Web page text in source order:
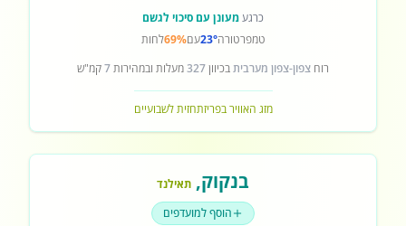
כרגעמעונן עם סיכוי לגשם
טמפרטורה23°עם69%לחות
רוח צפון-צפון מערביתבכיוון327מעלות ובמהירות7קמ"ש
מזג האוויר בפריזתחזית לשבועיים
בנקוק, תאילנד
הוסף למועדפים